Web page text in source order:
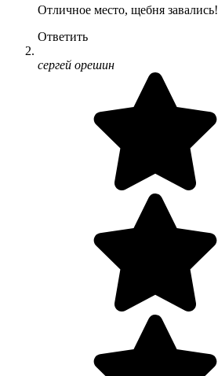
Отличное место, щебня завались!
Ответить
сергей орешин